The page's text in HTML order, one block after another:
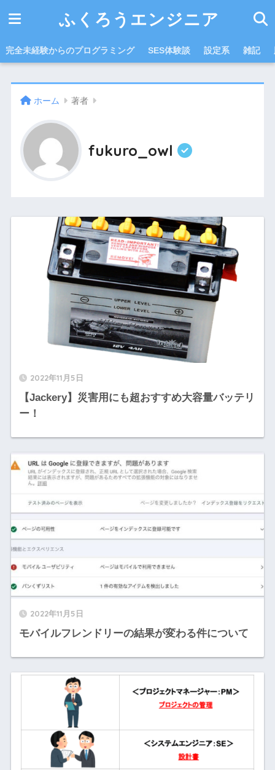
ふくろうエンジニア
完全未経験からのプログラミング SES体験談 設定系 雑記
ホーム 著者
fukuro_owl
2022年11月5日
【Jackery】災害用にも超おすすめ大容量バッテリ
ー！
2022年11月5日
モバイルフレンドリーの結果が変わる件について